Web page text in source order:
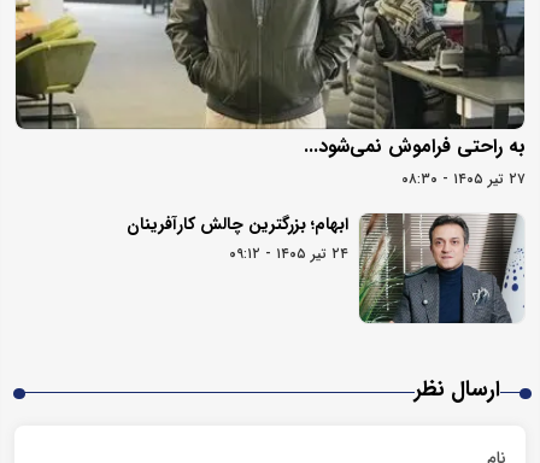
به راحتی فراموش نمی‌شود...
۲۷ تیر ۱۴۰۵ - ۰۸:۳۰
ابهام؛ بزرگترین چالش کارآفرینان
۲۴ تیر ۱۴۰۵ - ۰۹:۱۲
ارسال نظر